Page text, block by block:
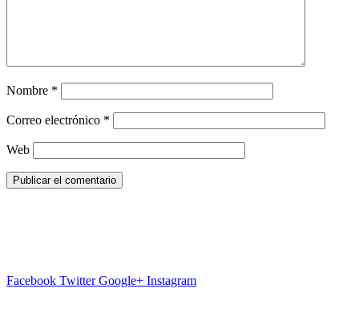
Nombre *
Correo electrónico *
Web
Facebook Twitter Google+ Instagram